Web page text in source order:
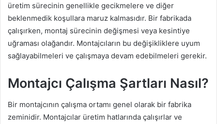
üretim sürecinin genellikle gecikmelere ve diğer
beklenmedik koşullara maruz kalmasıdır. Bir fabrikada
çalışırken, montaj sürecinin değişmesi veya kesintiye
uğraması olağandır. Montajcıların bu değişikliklere uyum
sağlayabilmeleri ve çalışmaya devam edebilmeleri gerekir.
Montajcı Çalışma Şartları Nasıl?
Bir montajcının çalışma ortamı genel olarak bir fabrika
zeminidir. Montajcılar üretim hatlarında çalışırlar ve